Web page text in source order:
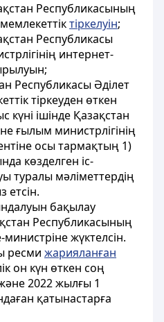
Республикасының
тіркелуін;
Республикасы
интернет-
Республикасы Әділет
тіркеуден өткен
күні ішінде Қазақстан
ғылым министрлігінің
осы тармақтың 1)
көзделген іс-
туралы мәліметтердің
етсін.
бақылау
Республикасының
жүктелсін.
ресми жарияланған
он күн өткен соң
2022 жылғы 1
қатынастарға